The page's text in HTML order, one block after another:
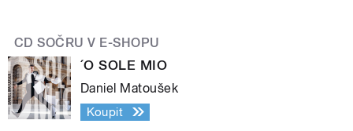
pause
CD SOČRU V E-SHOPU
´O SOLE MIO
Daniel Matoušek
Koupit